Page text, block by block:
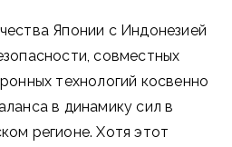
Японии с Индонезией
совместных
технологий косвенно
в динамику сил в
регионе. Хотя этот